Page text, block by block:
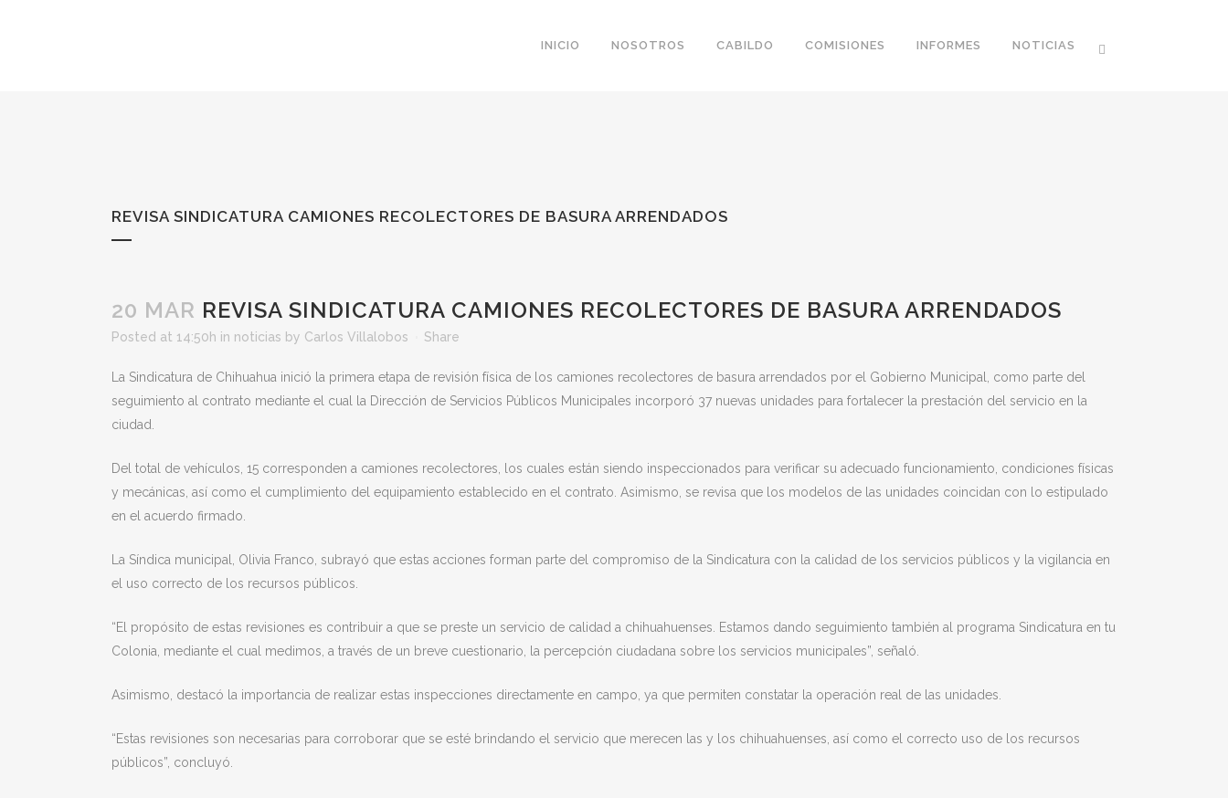
INICIO NOSOTROS CABILDO COMISIONES INFORMES NOTICIAS
REVISA SINDICATURA CAMIONES RECOLECTORES DE BASURA ARRENDADOS
20 MAR REVISA SINDICATURA CAMIONES RECOLECTORES DE BASURA ARRENDADOS
Posted at 14:50h in noticias by Carlos Villalobos Share
La Sindicatura de Chihuahua inició la primera etapa de revisión física de los camiones recolectores de basura arrendados por el Gobierno Municipal, como parte del
seguimiento al contrato mediante el cual la Dirección de Servicios Públicos Municipales incorporó 37 nuevas unidades para fortalecer la prestación del servicio en la
ciudad.
Del total de vehículos, 15 corresponden a camiones recolectores, los cuales están siendo inspeccionados para verificar su adecuado funcionamiento, condiciones físicas
y mecánicas, así como el cumplimiento del equipamiento establecido en el contrato. Asimismo, se revisa que los modelos de las unidades coincidan con lo estipulado
en el acuerdo firmado.
La Síndica municipal, Olivia Franco, subrayó que estas acciones forman parte del compromiso de la Sindicatura con la calidad de los servicios públicos y la vigilancia en
el uso correcto de los recursos públicos.
“El propósito de estas revisiones es contribuir a que se preste un servicio de calidad a chihuahuenses. Estamos dando seguimiento también al programa Sindicatura en tu
Colonia, mediante el cual medimos, a través de un breve cuestionario, la percepción ciudadana sobre los servicios municipales”, señaló.
Asimismo, destacó la importancia de realizar estas inspecciones directamente en campo, ya que permiten constatar la operación real de las unidades.
“Estas revisiones son necesarias para corroborar que se esté brindando el servicio que merecen las y los chihuahuenses, así como el correcto uso de los recursos
públicos”, concluyó.